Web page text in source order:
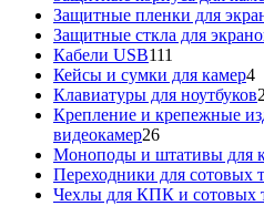
Защитные пленки для
Защитные сткла для
Кабели USB111
товаров
Кейсы и сумки для камер44
Клавиатуры для ноутбуков
Крепление и крепежные
видеокамер2626
товаров
Моноподы и штативы для
Переходники для сотовых
Чехлы для КПК и сотовых